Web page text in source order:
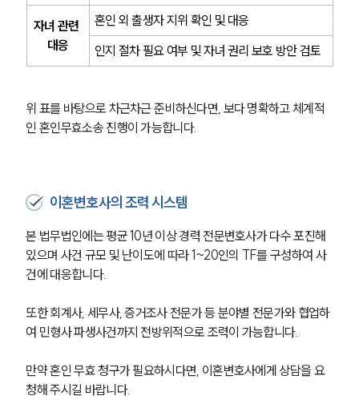
자녀 관련
대응
혼인 외 출생자 지위 확인 및 대응
인지 절차 필요 여부 및 자녀 권리 보호 방안 검토
위 표를 바탕으로 차근차근 준비하신다면, 보다 명확하고 체계적
인 혼인무효소송 진행이 가능합니다.
이혼변호사의 조력 시스템
본 법무법인에는 평균 10년 이상 경력 전문변호사가 다수 포진해
있으며 사건 규모 및 난이도에 따라 1~20인의 TF를 구성하여 사
건에 대응합니다.
또한 회계사, 세무사, 증거조사 전문가 등 분야별 전문가와 협업하
여 민형사 파생사건까지 전방위적으로 조력이 가능합니다.
만약 혼인 무효 청구가 필요하시다면, 이혼변호사에게 상담을 요
청해 주시길 바랍니다.